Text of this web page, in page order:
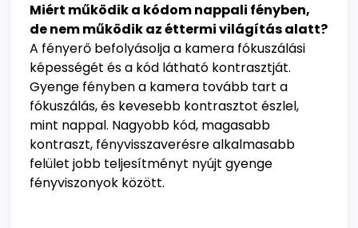
Miért működik a kódom nappali fényben,
de nem működik az éttermi világítás alatt?
A fényerő befolyásolja a kamera fókuszálási
képességét és a kód látható kontrasztját.
Gyenge fényben a kamera tovább tart a
fókuszálás, és kevesebb kontrasztot észlel,
mint nappal. Nagyobb kód, magasabb
kontraszt, fényvisszaverésre alkalmasabb
felület jobb teljesítményt nyújt gyenge
fényviszonyok között.